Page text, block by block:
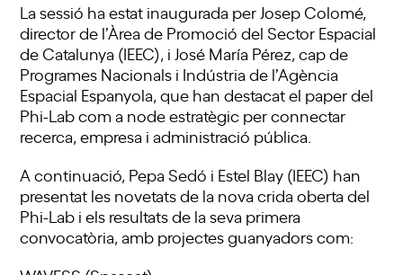
La sessió ha estat inaugurada per Josep Colomé,
director de l’Àrea de Promoció del Sector Espacial
de Catalunya (IEEC), i José María Pérez, cap de
Programes Nacionals i Indústria de l’Agència
Espacial Espanyola, que han destacat el paper del
Phi-Lab com a node estratègic per connectar
recerca, empresa i administració pública.
A continuació, Pepa Sedó i Estel Blay (IEEC) han
presentat les novetats de la nova crida oberta del
Phi-Lab i els resultats de la seva primera
convocatòria, amb projectes guanyadors com: